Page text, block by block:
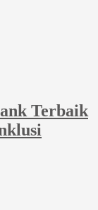
Terbaik